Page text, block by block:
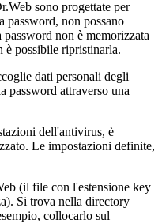
sono progettate per
password, non possano
non è memorizzata
è possibile ripristinarla.
dati personali degli
password attraverso una
dell'antivirus, è
Le impostazioni definite,
(il file con l'estensione key
Si trova nella directory
collocarlo sul